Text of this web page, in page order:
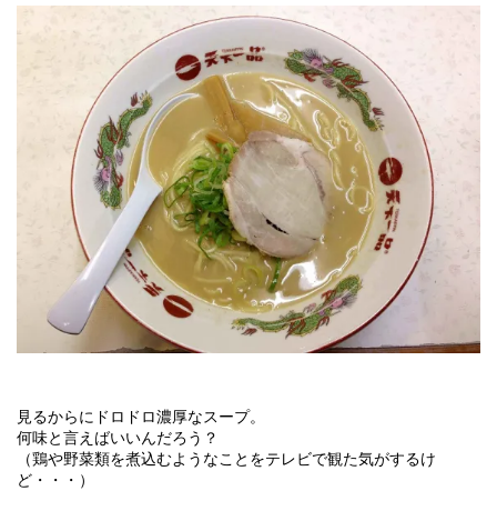
見るからにドロドロ濃厚なスープ。
何味と言えばいいんだろう？
（鶏や野菜類を煮込むようなことをテレビで観た気がするけ
ど・・・）